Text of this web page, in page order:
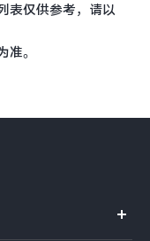
表仅供参考，请以
准。